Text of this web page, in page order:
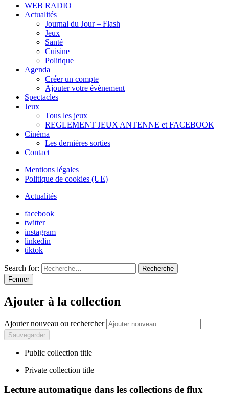
WEB RADIO
Actualités
Journal du Jour – Flash
Jeux
Santé
Cuisine
Politique
Agenda
Créer un compte
Ajouter votre évènement
Spectacles
Jeux
Tous les jeux
REGLEMENT JEUX ANTENNE et FACEBOOK
Cinéma
Les dernières sorties
Contact
Mentions légales
Politique de cookies (UE)
Actualités
facebook
twitter
instagram
linkedin
tiktok
Search for:
Recherche
Fermer
Ajouter à la collection
Ajouter nouveau ou rechercher
Public collection title
Private collection title
Lecture automatique dans les collections de flux